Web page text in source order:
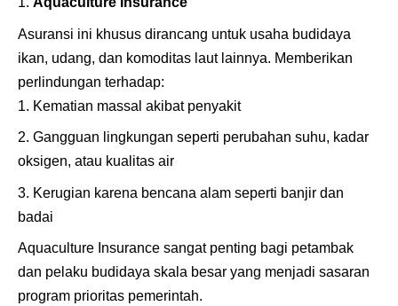
Asuransi ini khusus dirancang untuk usaha budidaya
ikan, udang, dan komoditas laut lainnya. Memberikan
perlindungan terhadap:
Kematian massal akibat penyakit
Gangguan lingkungan seperti perubahan suhu, kadar
oksigen, atau kualitas air
Kerugian karena bencana alam seperti banjir dan
badai
Aquaculture Insurance sangat penting bagi petambak
dan pelaku budidaya skala besar yang menjadi sasaran
program prioritas pemerintah.